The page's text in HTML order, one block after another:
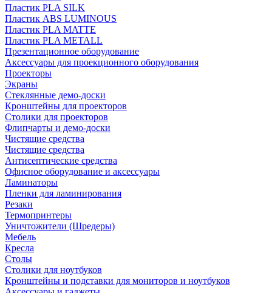
Пластик PLA SILK
Пластик ABS LUMINOUS
Пластик PLA MATTE
Пластик PLA METALL
Презентационное оборудование
Аксессуары для проекционного оборудования
Проекторы
Экраны
Стеклянные демо-доски
Кронштейны для проекторов
Столики для проекторов
Флипчарты и демо-доски
Чистящие средства
Чистящие средства
Антисептические средства
Офисное оборудование и аксессуары
Ламинаторы
Пленки для ламинирования
Резаки
Термопринтеры
Уничтожители (Шредеры)
Мебель
Кресла
Столы
Столики для ноутбуков
Кронштейны и подставки для мониторов и ноутбуков